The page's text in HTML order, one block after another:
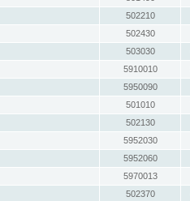
502210
502430
503030
5910010
5950090
501010
502130
5952030
5952060
5970013
502370